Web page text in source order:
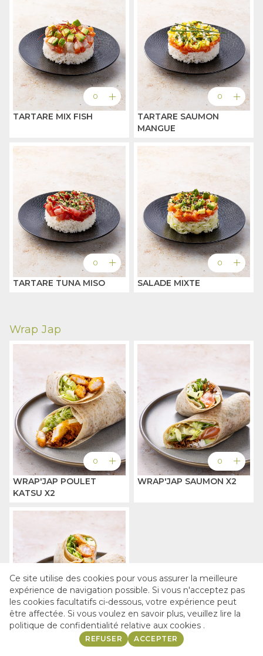
0 add
TARTARE MIX FISH
0 add
TARTARE SAUMON
MANGUE
0 add
TARTARE TUNA MISO
0 add
SALADE MIXTE
Wrap Jap
0 add
WRAP'JAP POULET
KATSU X2
0 add
WRAP'JAP SAUMON X2
0 add
WRAP'JAP CREVETTEexpand_more À EMPORTER
Ce site utilise des cookies pour vous assurer la meilleure
expérience de navigation possible. Si vous n'acceptez pas
les cookies facultatifs ci-dessous, votre expérience peut
être affectée. Si vous voulez en savoir plus, veuillez lire la
politique de confidentialité relative aux cookies .
REFUSER ACCEPTER